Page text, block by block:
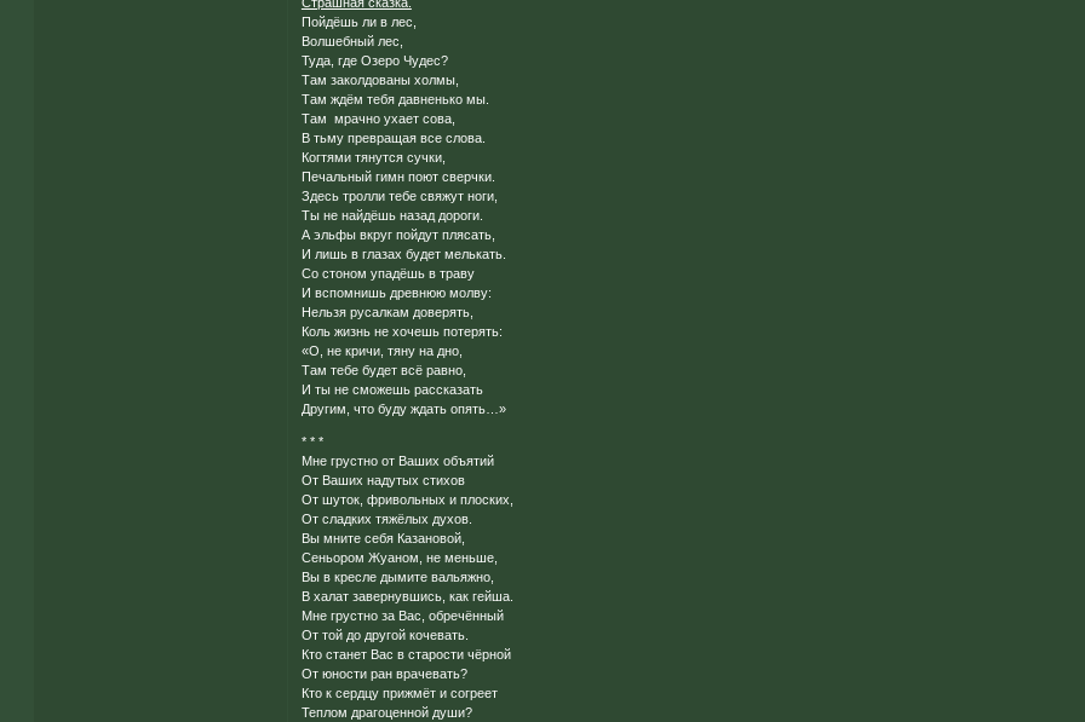
Пойдёшь ли в лес,
Волшебный лес,
Туда, где Озеро Чудес?
Там заколдованы холмы,
Там ждём тебя давненько мы.
Там мрачно ухает сова,
В тьму превращая все слова.
Когтями тянутся сучки,
Печальный гимн поют сверчки.
Здесь тролли тебе свяжут ноги,
Ты не найдёшь назад дороги.
А эльфы вкруг пойдут плясать,
И лишь в глазах будет мелькать.
Со стоном упадёшь в траву
И вспомнишь древнюю молву:
Нельзя русалкам доверять,
Коль жизнь не хочешь потерять:
«О, не кричи, тяну на дно,
Там тебе будет всё равно,
И ты не сможешь рассказать
Другим, что буду ждать опять…»
* * *
Мне грустно от Ваших объятий
От Ваших надутых стихов
От шуток, фривольных и плоских,
От сладких тяжёлых духов.
Вы мните себя Казановой,
Сеньором Жуаном, не меньше,
Вы в кресле дымите вальяжно,
В халат завернувшись, как гейша.
Мне грустно за Вас, обречённый
От той до другой кочевать.
Кто станет Вас в старости чёрной
От юности ран врачевать?
Кто к сердцу прижмёт и согреет
Теплом драгоценной души?